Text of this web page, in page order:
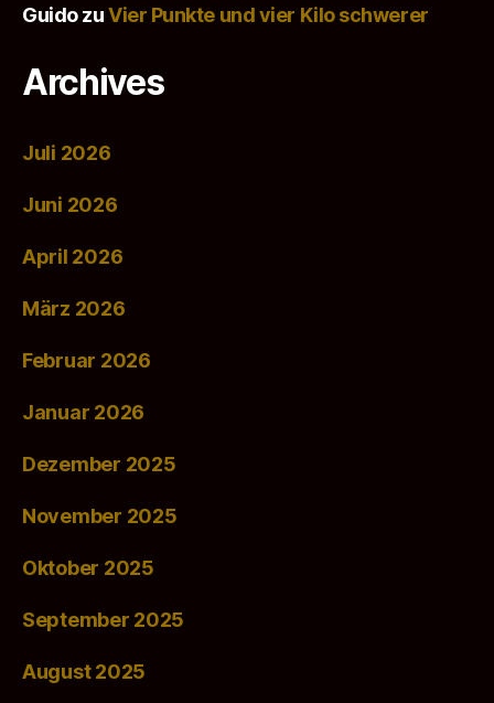
GuidozuVier Punkte und vier Kilo schwerer
Archives
Juli 2026
Juni 2026
April 2026
März 2026
Februar 2026
Januar 2026
Dezember 2025
November 2025
Oktober 2025
September 2025
August 2025